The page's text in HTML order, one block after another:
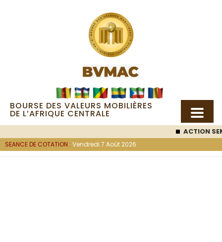
BOURSE DES VALEURS MOBILIÈRES
DE L’AFRIQUE CENTRALE
ACTION
SEANCE DE COTATION : Vendredi 7 Août 2026